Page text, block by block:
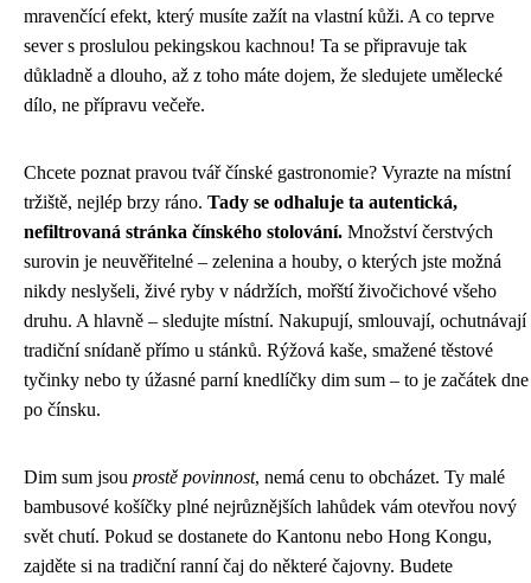
mravenčící efekt, který musíte zažít na vlastní kůži. A co teprve
sever s proslulou pekingskou kachnou! Ta se připravuje tak
důkladně a dlouho, až z toho máte dojem, že sledujete umělecké
dílo, ne přípravu večeře.
Chcete poznat pravou tvář čínské gastronomie? Vyrazte na místní
tržiště, nejlép brzy ráno. Tady se odhaluje ta autentická,
nefiltrovaná stránka čínského stolování. Množství čerstvých
surovin je neuvěřitelné – zelenina a houby, o kterých jste možná
nikdy neslyšeli, živé ryby v nádržích, mořští živočichové všeho
druhu. A hlavně – sledujte místní. Nakupují, smlouvají, ochutnávají
tradiční snídaně přímo u stánků. Rýžová kaše, smažené těstové
tyčinky nebo ty úžasné parní knedlíčky dim sum – to je začátek dne
po čínsku.
Dim sum jsou prostě povinnost, nemá cenu to obcházet. Ty malé
bambusové košíčky plné nejrůznějších lahůdek vám otevřou nový
svět chutí. Pokud se dostanete do Kantonu nebo Hong Kongu,
zajděte si na tradiční ranní čaj do některé čajovny. Budete